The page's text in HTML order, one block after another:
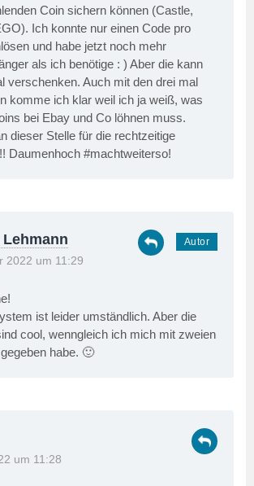
Coin sichern können (Castle,
Ich konnte nur einen Code pro
und habe jetzt noch mehr
als ich benötige : ) Aber die kann
verschenken. Auch mit den drei mal
komme ich klar weil ich ja weiß, was
bei Ebay und Co löhnen muss.
dieser Stelle für die rechtzeitige
Daumenhoch #machtweiterso!
2022 um 11:29
ist leider umständlich. Aber die
cool, wenngleich ich mich mit zweien
habe. 🙂
um 11:28